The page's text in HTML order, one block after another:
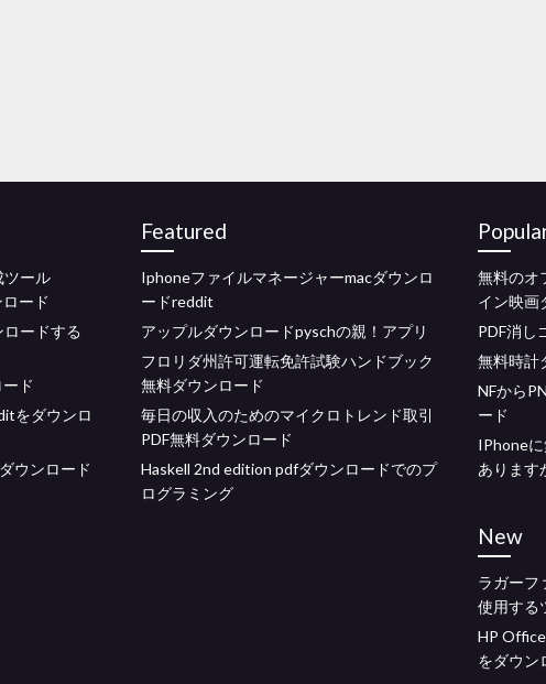
ツール
ード
ードする
ド
をダウンロ
ウンロード
Featured
Iphoneファイルマネージャーmacダウンロ
ードreddit
アップルダウンロードpyschの親！アプリ
フロリダ州許可運転免許試験ハンドブック
無料ダウンロード
毎日の収入のためのマイクロトレンド取引
PDF無料ダウンロード
Haskell 2nd edition pdfダウンロードでのプ
ログラミング
無料のオ
イン映画
PDF消し
無料時計
NFから
ード
IPhone
あります
New
ラガーフ
使用する
HP
をダウン